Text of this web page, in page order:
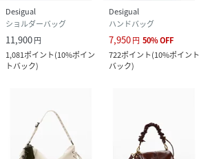
Desigual
ショルダーバッグ
11,900円
1,081ポイント(10%ポイン
トバック)
Desigual
ハンドバッグ
7,950円 50%OFF
722ポイント(10%ポイント
バック)